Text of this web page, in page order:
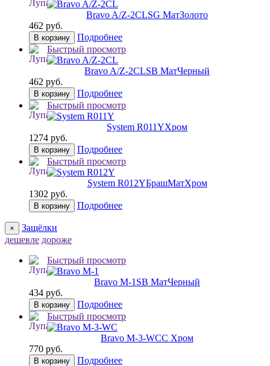
Bravo A/Z-2CLSG МатЗолото
462 руб.
В корзину
Подробнее
Быстрый просмотр
Bravo A/Z-2CLSB МатЧерный
462 руб.
В корзину
Подробнее
Быстрый просмотр
System R011YХром
1274 руб.
В корзину
Подробнее
Быстрый просмотр
System R012YБрашМатХром
1302 руб.
В корзину Подробнее
×
Защёлки
дешевле дороже
Быстрый просмотр
Bravo M-1 SB МатЧерный
434 руб.
В корзину
Подробнее
Быстрый просмотр
Bravo M-3-WCC Хром
770 руб.
В корзину
Подробнее